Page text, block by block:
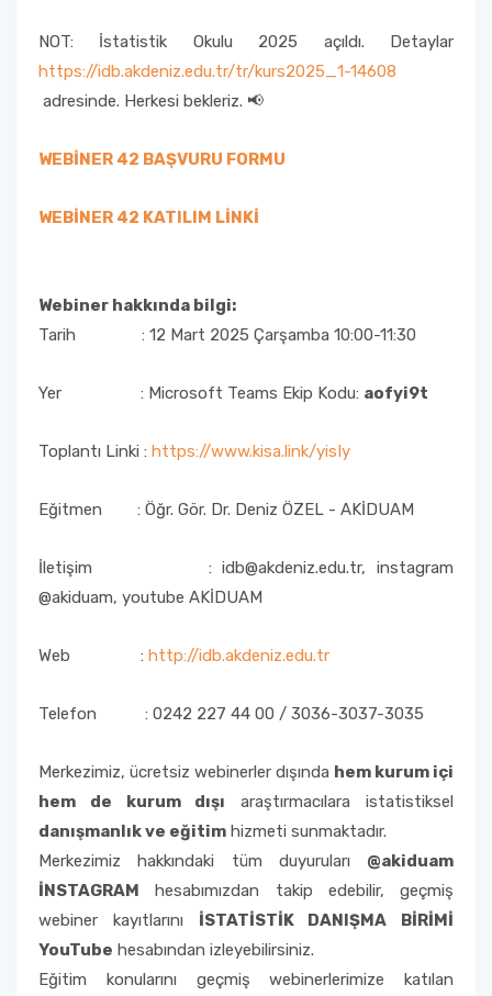
NOT: İstatistik Okulu 2025 açıldı. Detaylar
https://idb.akdeniz.edu.tr/tr/kurs2025_1-14608
adresinde. Herkesi bekleriz. 📢
WEBİNER 42 BAŞVURU FORMU
WEBİNER 42 KATILIM LİNKİ
Webiner hakkında bilgi:
Tarih : 12 Mart 2025 Çarşamba 10:00-11:30
Yer : Microsoft Teams Ekip Kodu: aofyi9t
Toplantı Linki : https://www.kisa.link/yisIy
Eğitmen : Öğr. Gör. Dr. Deniz ÖZEL - AKİDUAM
İletişim : idb@akdeniz.edu.tr, instagram
@akiduam, youtube AKİDUAM
Web : http://idb.akdeniz.edu.tr
Telefon : 0242 227 44 00 / 3036-3037-3035
Merkezimiz, ücretsiz webinerler dışında hem kurum içi
hem de kurum dışı araştırmacılara istatistiksel
danışmanlık ve eğitim hizmeti sunmaktadır.
Merkezimiz hakkındaki tüm duyuruları @akiduam
İNSTAGRAM hesabımızdan takip edebilir, geçmiş
webiner kayıtlarını İSTATİSTİK DANIŞMA BİRİMİ
YouTube hesabından izleyebilirsiniz.
Eğitim konularını geçmiş webinerlerimize katılan